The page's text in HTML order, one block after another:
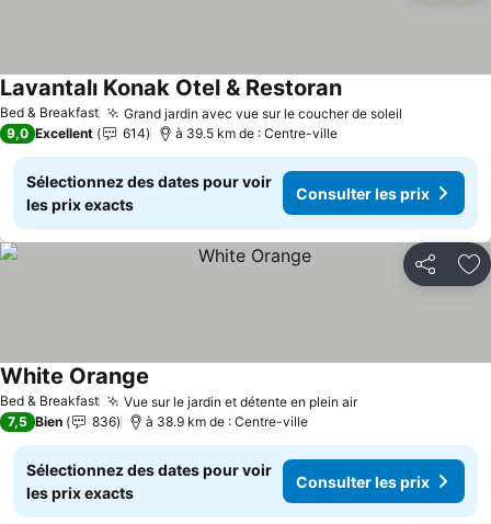
Bed & Breakfast Grand jardin avec vue sur le coucher de soleil
Lavantalı Konak Otel & Restoran
9,0 Excellent 614 à 39.5 km de : Centre-ville
Sélectionnez des dates pour voir
les prix exacts
Consulter les prix
Partager
Bed & Breakfast Vue sur le jardin et détente en plein air
White Orange
7,5 Bien 836 à 38.9 km de : Centre-ville
Sélectionnez des dates pour voir
les prix exacts
Consulter les prix